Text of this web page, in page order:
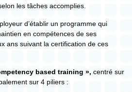
les tâches accomplies.
d’établir un programme qui
en compétences de ses
ans suivant la certification de ces
based training », centré sur
sur 4 piliers :